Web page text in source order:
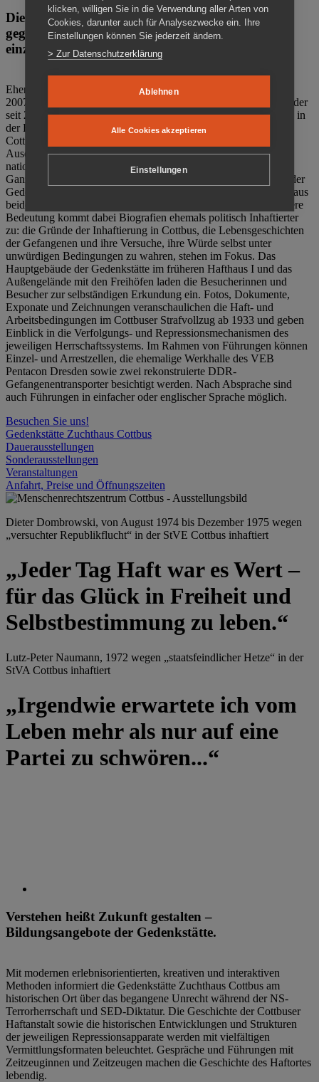
Die Gedenkstätte Zuchthaus Cottbus ist ein Ort
gegen das Vergessen. Anschaulich, nah und
einzigartig.
Ehemalige politische Häftlinge der DDR gründeten im Oktober
2007 den Verein Menschenrechtszentrum Cottbus e. V. (MRZ), der
seit 2011 Eigentümer des ehemaligen Gefängnisses (1860-2002) in
der Bautzener Straße und Träger der Gedenkstätte Zuchthaus
Cottbus ist. Im Zentrum der Arbeit der Gedenkstätte steht die
Auseinandersetzung mit politischem Unrecht während der
nationalsozialistischen Terrorherrschaft und der SED-Diktatur.
Ganzjährig zeigen mehrere Dauer- und Sonderausstellungen in der
Gedenkstätte Zuchthaus Cottbus Beispiele politischen Unrechts aus
beiden deutschen Diktaturen des 20. Jahrhunderts. Eine besondere
Bedeutung kommt dabei Biografien ehemals politisch Inhaftierter
zu: die Gründe der Inhaftierung in Cottbus, die Lebensgeschichten
der Gefangenen und ihre Versuche, ihre Würde selbst unter
unwürdigen Bedingungen zu wahren, stehen im Fokus. Das
Hauptgebäude der Gedenkstätte im früheren Hafthaus I und das
Außengelände mit den Freihöfen laden die Besucherinnen und
Besucher zur selbständigen Erkundung ein. Fotos, Dokumente,
Exponate und Zeichnungen veranschaulichen die Haft- und
Arbeitsbedingungen im Cottbuser Strafvollzug ab 1933 und geben
Einblick in die Verfolgungs- und Repressionsmechanismen des
jeweiligen Herrschaftssystems. Im Rahmen von Führungen können
Einzel- und Arrestzellen, die ehemalige Werkhalle des VEB
Pentacon Dresden sowie zwei rekonstruierte DDR-
Gefangenentransporter besichtigt werden. Nach Absprache sind
auch Führungen in einfacher oder englischer Sprache möglich.
Besuchen Sie uns!
Gedenkstätte Zuchthaus Cottbus
Dauerausstellungen
Sonderausstellungen
Veranstaltungen
Anfahrt, Preise und Öffnungszeiten
Dieter Dombrowski, von August 1974 bis Dezember 1975 wegen
„versuchter Republikflucht“ in der StVE Cottbus inhaftiert
„Jeder Tag Haft war es Wert –
für das Glück in Freiheit und
Selbstbestimmung zu leben.“
Lutz-Peter Naumann, 1972 wegen „staatsfeindlicher Hetze“ in der
StVA Cottbus inhaftiert
„Irgendwie erwartete ich vom
Leben mehr als nur auf eine
Partei zu schwören...“
Verstehen heißt Zukunft gestalten –
Bildungsangebote der Gedenkstätte.
Mit modernen erlebnisorientierten, kreativen und interaktiven
Methoden informiert die Gedenkstätte Zuchthaus Cottbus am
historischen Ort über das begangene Unrecht während der NS-
Terrorherrschaft und SED-Diktatur. Die Geschichte der Cottbuser
Haftanstalt sowie die historischen Entwicklungen und Strukturen
der jeweiligen Repressionsapparate werden mit vielfältigen
Vermittlungsformaten beleuchtet. Gespräche und Führungen mit
Zeitzeuginnen und Zeitzeugen machen die Geschichte des Haftortes
lebendig.
klicken, willigen Sie in die Verwendung aller Arten von
Cookies, darunter auch für Analysezwecke ein. Ihre
Einstellungen können Sie jederzeit ändern.
> Zur Datenschutzerklärung
Ablehnen
Alle Cookies akzeptieren
Einstellungen